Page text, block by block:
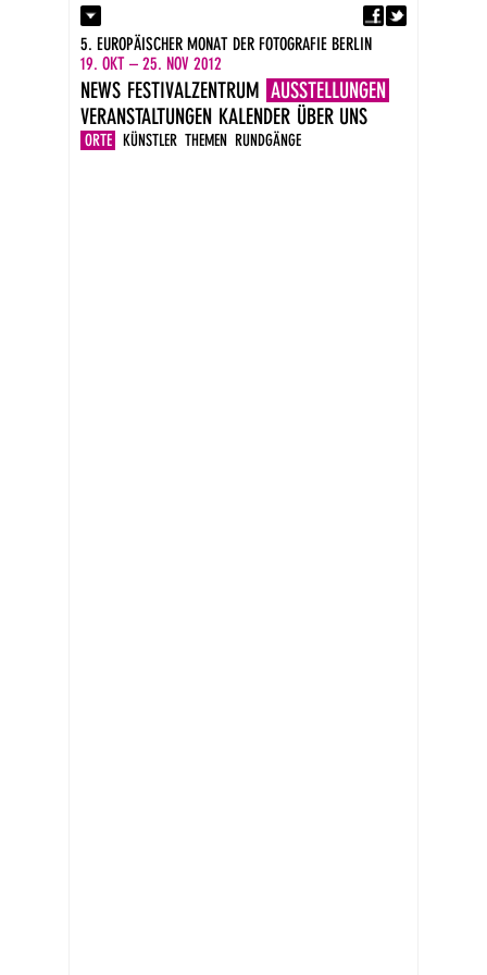
Kontakt
Presse
Impressum
DE
EN
5. EUROPÄISCHER MONAT DER FOTOGRAFIE BERLIN
19. OKT – 25. NOV 2012
NEWS FESTIVALZENTRUM AUSSTELLUNGEN
ORTE KÜNSTLER THEMEN RUNDGÄNGE
VERANSTALTUNGEN KALENDER ÜBER UNS